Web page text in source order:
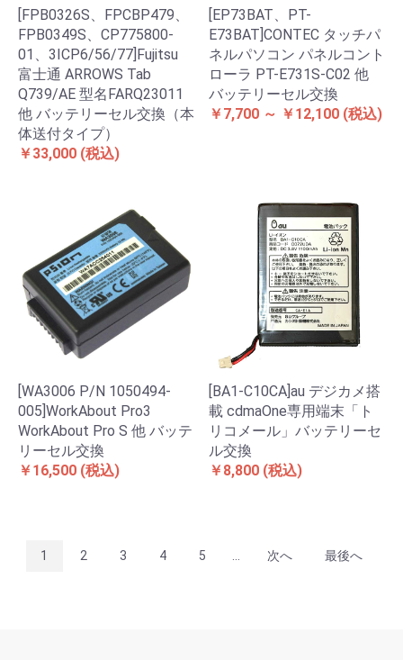
[FPB0326S、FPCBP479、
FPB0349S、CP775800-
01、3ICP6/56/77]Fujitsu
富士通 ARROWS Tab
Q739/AE 型名FARQ23011
他 バッテリーセル交換（本
体送付タイプ）
￥33,000 (税込)
[EP73BAT、PT-
E73BAT]CONTEC タッチパ
ネルパソコン パネルコント
ローラ PT-E731S-C02 他
バッテリーセル交換
￥7,700 ～ ￥12,100 (税込)
[WA3006 P/N 1050494-
005]WorkAbout Pro3
WorkAbout Pro S 他 バッテ
リーセル交換
￥16,500 (税込)
[BA1-C10CA]au デジカメ搭
載 cdmaOne専用端末「ト
リコメール」バッテリーセ
ル交換
￥8,800 (税込)
1 2 3 4 5 次へ 最後へ